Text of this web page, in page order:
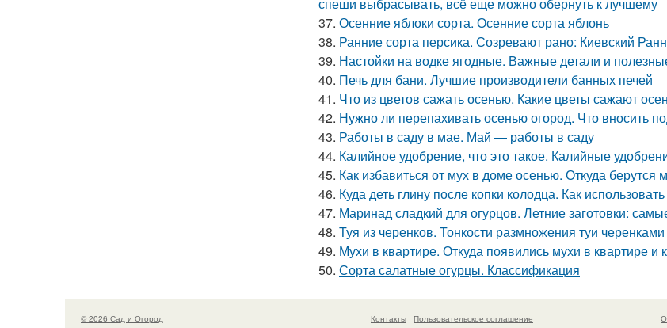
37. Осенние яблоки сорта. Осенние сорта яблонь
38. Ранние сорта персика. Созревают рано: Киевский
39. Настойки на водке ягодные. Важные детали и
40. Печь для бани. Лучшие производители банных печей
41. Что из цветов сажать осенью. Какие цветы сажают
42. Нужно ли перепахивать осенью огород. Что вносить
43. Работы в саду в мае. Май — работы в саду
44. Калийное удобрение, что это такое. Калийные
45. Как избавиться от мух в доме осенью. Откуда берутся
46. Куда деть глину после копки колодца. Как
47. Маринад сладкий для огурцов. Летние заготовки:
48. Туя из черенков. Тонкости размножения туи
49. Мухи в квартире. Откуда появились мухи в квартире и
50. Сорта салатные огурцы. Классификация
© 2026 Сад и Огород Контакты Пользовательское соглашение